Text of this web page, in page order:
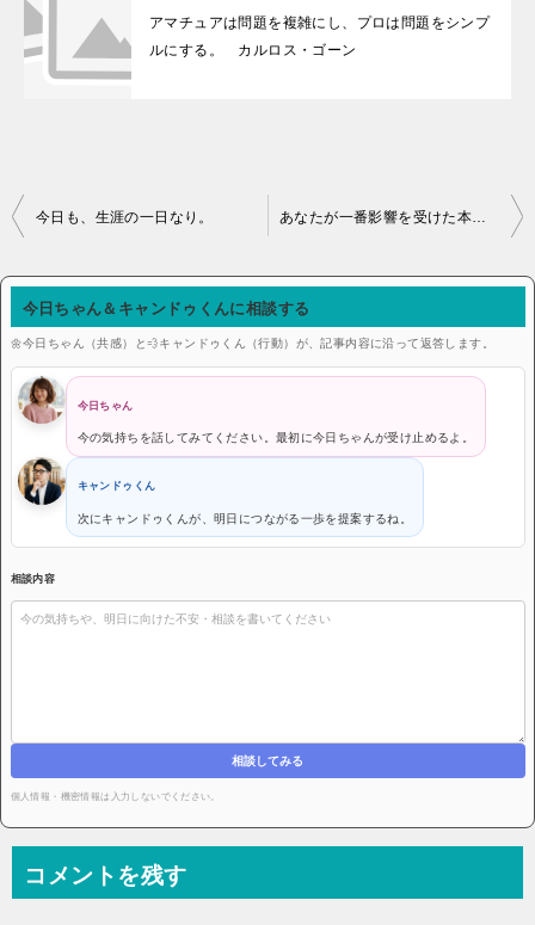
アマチュアは問題を複雑にし、プロは問題をシンプ
ルにする。 カルロス・ゴーン
投稿ナビゲーション
今日も、生涯の一日なり。 あなたが一番影響を受けた本は何ですか？ ジョージ・バーナード・ショー
今日ちゃん＆キャンドゥくんに相談する
🌼今日ちゃん（共感）と💨キャンドゥくん（行動）が、記事内容に沿って返答します。
今日ちゃん
今の気持ちを話してみてください。最初に今日ちゃんが受け止めるよ。
キャンドゥくん
次にキャンドゥくんが、明日につながる一歩を提案するね。
相談内容
相談してみる
個人情報・機密情報は入力しないでください。
コメントを残す